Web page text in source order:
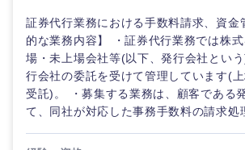
証券代行業務における手数料請求、資金
的な業務内容】 ・証券代行業務では株
場・未上場会社等(以下、発行会社とい
行会社の委託を受けて管理しています(
受託)。 ・募集する業務は、顧客である
て、同社が対応した事務手数料の請求処